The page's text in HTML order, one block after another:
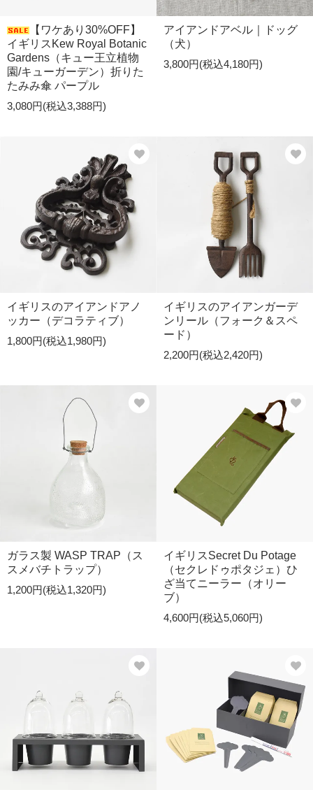
【ワケあり30%OFF】
イギリスKew Royal Botanic
Gardens（キュー王立植物
園/キューガーデン）折りた
たみみ傘 パープル
3,080円(税込3,388円)
アイアンドアベル｜ドッグ
（犬）
3,800円(税込4,180円)
イギリスのアイアンドアノ
ッカー（デコラティブ）
1,800円(税込1,980円)
イギリスのアイアンガーデ
ンリール（フォーク＆スペ
ード）
2,200円(税込2,420円)
ガラス製 WASP TRAP（ス
スメバチトラップ）
1,200円(税込1,320円)
イギリスSecret Du Potage
（セクレドゥポタジェ）ひ
ざ当てニーラー（オリー
ブ）
4,600円(税込5,060円)